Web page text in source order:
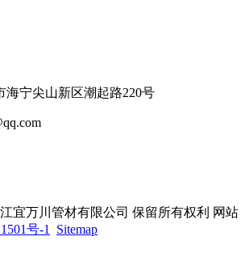
海宁尖山新区潮起路220号
宜万川管材有限公司 保留所有权利 网站
号-1 Sitemap